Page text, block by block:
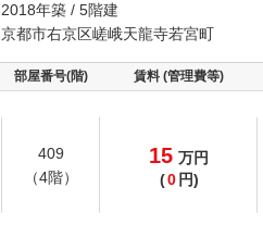
2018年築 / 5階建
京都市右京区嵯峨天龍寺若宮町
部屋番号(階) 賃料 (管理費等)
409
（4階）
15 万円
(0 円)